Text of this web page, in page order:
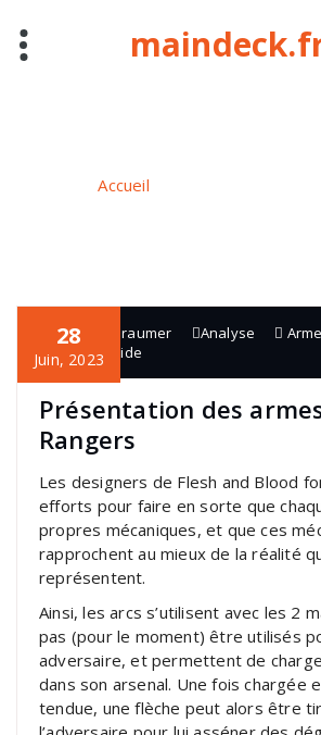
contenu
Accueil
28
Juin, 2023
Grégory Graumer Analyse
Ranger,Riptide
Présentation des
Rangers
Les designers de Flesh and Blood
efforts pour faire en sorte que
propres mécaniques, et que ces
rapprochent au mieux de la réalité
représentent.
Ainsi, les arcs s’utilisent avec les 2
pas (pour le moment) être utilisés
adversaire, et permettent de
dans son arsenal. Une fois chargée
tendue, une flèche peut alors être